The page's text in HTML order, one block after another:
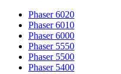
Phaser 6020
Phaser 6010
Phaser 6000
Phaser 5550
Phaser 5500
Phaser 5400